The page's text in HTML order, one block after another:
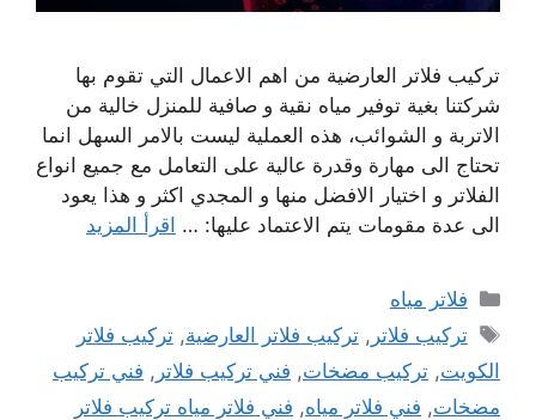
تركيب فلاتر العارضية من اهم الاعمال التي تقوم بها
شركتنا بغية توفير مياه نقية و صافية للمنزل خالية من
الاتربة و الشوائب، هذه العملية ليست بالامر السهل انما
تحتاج الى مهارة وقدرة عالية على التعامل مع جميع انواع
الفلاتر و اختيار الافضل منها و المجدي اكثر و هذا يعود
الى عدة مقومات يتم الاعتماد عليها: … اقرأ المزيد
التصنيفات
فلاتر مياه
الوسوم
تركيب فلاتر ,تركيب فلاتر العارضية,تركيب فلاتر
الكويت, تركيب مضخات, فني تركيب فلاتر , فني تركيب
مضخات, فني فلاتر مياه, فني فلاتر مياه تركيب فلاتر